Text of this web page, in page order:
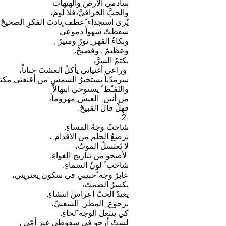
سأدمي الأرضَ والهيهاتَ
والحبَّ الخرافيَّ،فلا لومَ،
يُرى استجداء َعطف ٍنادبَ الفكرِ
سقطتْ سهواً دموعي
وبكاءُ القهر ِ نورٌ ومثيرٌ ,
وعظيمٌ , وفصيحْ.
يكتمُ السرَّ،
وراعي أغنياتي يأكلُ العشبَ حناناً،
سرمدّياً يستجيرُ الشمس َمن أقنعتي
واللفـْظ ُ يستوحي ابتهالاً
من أنين ِ العيش ِمهزوماً،
فهلْ قالَ القبيحْ.
-2-
شاحبٌ وجهُ المساءِ.
يَرضعُ الحلم من الأقدام ِ،
لا يُغتسلُ الموتُ،
لأصحو من تباريح َالغواءِ.
شاحب ٌ لونُ السماءِ.
عابرٌ وجه ُحبيبي في سكون ٍيعتريني،
يكسرُ الصمتَ،
يغيدُ الحبَّ أعراسَ انتشاءِ.
برجوع ِ المطر ِ الشعبيِّ،
كي ينتعلَ الوجه َلحاءِ.
لستُ أرجو في سقوطي غيرَ أمّي ,